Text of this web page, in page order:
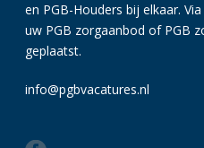
en PGB-Houders bij elkaar.
uw PGB zorgaanbod of PGB
geplaatst.
info@pgbvacatures.nl